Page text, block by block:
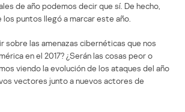
de año podemos decir que sí. De hecho,
puntos llegó a marcar este año.
sobre las amenazas cibernéticas que nos
en el 2017? ¿Serán las cosas peor o
viendo la evolución de los ataques del año
vectores junto a nuevos actores de